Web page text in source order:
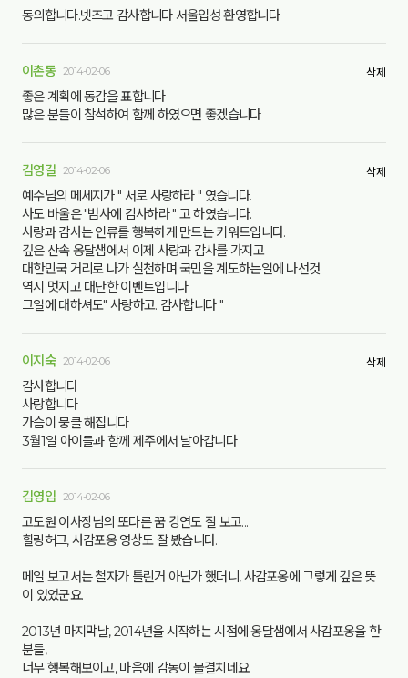
동의합니다.넷즈고 감사합니다 서울입성 환영합니다
이촌동 2014-02-06 삭제
좋은 계획에 동감을 표합니다
많은 분들이 참석하여 함께 하였으면 좋겠습니다
김영길 2014-02-06 삭제
예수님의 메세지가 " 서로 사랑하라 " 였습니다.
사도 바울은 "범사에 감사하라 " 고 하였습니다.
사랑과 감사는 인류를 행복하게 만드는 키워드입니다.
깊은 산속 옹달샘에서 이제 사랑과 감사를 가지고
대한민국 거리로 나가 실천하며 국민을 계도하는일에 나선것
역시 멋지고 대단한 이벤트입니다
그일에 대하셔도" 사랑하고. 감사합니다 "
이지숙 2014-02-06 삭제
감사합니다
사랑합니다
가슴이 뭉클 해집니다
3월1일 아이들과 함께 제주에서 날아갑니다
김영임 2014-02-06
고도원 이사장님의 또다른 꿈 강연도 잘 보고...
힐링허그, 사감포옹 영상도 잘 봤습니다.
메일 보고서는 철자가 틀린거 아닌가 했더니, 사감포옹에 그렇게 깊은 뜻
이 있었군요.
2013년 마지막날, 2014년을 시작하는 시점에 옹달샘에서 사감포옹을 한
분들,
너무 행복해보이고, 마음에 감동이 물결치네요.